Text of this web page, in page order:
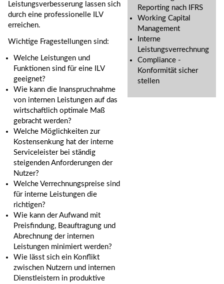
Leistungsverbesserung lassen sich
durch eine professionelle
ILV
erreichen.
Wichtige Fragestellungen sind:
Welche Leistungen und
Funktionen sind für eine
ILV
geeignet?
Wie kann die Inanspruchnahme
von internen Leistungen auf das
wirtschaftlich optimale Maß
gebracht werden?
Welche Möglichkeiten zur
Kostensenkung hat der interne
Serviceleister bei ständig
steigenden Anforderungen der
Nutzer?
Welche Verrechnungspreise sind
für interne Leistungen die
richtigen?
Wie kann der Aufwand mit
Preisfindung, Beauftragung und
Abrechnung der internen
Leistungen minimiert werden?
Wie lässt sich ein Konflikt
zwischen Nutzern und internen
Dienstleistern in produktive
Reporting nach
IFRS
Working Capital
Management
Interne
Leistungsverrechnung
Compliance -
Konformität sicher
stellen